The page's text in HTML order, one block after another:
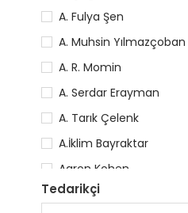
A. Fulya Şen
A. Muhsin Yılmazçoban
A. R. Momin
A. Serdar Erayman
A. Tarık Çelenk
A.İklim Bayraktar
Aaron Kohen
Abdulkadir Güzel
Tedarikçi